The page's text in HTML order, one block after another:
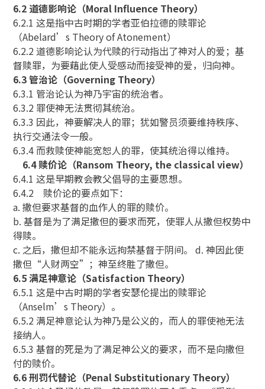
6.2 道德影响论（Moral Influence Theory）
6.2.1 这是指中古时期的学者亚伯拉德的赎罪论
（Abelard’s Theory of Atonement）
6.2.2 道德影响论认为代赎的行动指出了神对人的爱；基
督赎罪，为要藉此使人受感动而接受神的爱，归向神。
6.3 管治论（Governing Theory）
6.3.1 管治论认为神乃宇宙的统治者。
6.3.2 罪使神无法贯彻其统治。
6.3.3 因此，神要解决人的罪；犹如警员须要维持秩序、
执行交通法令一般。
6.3.4 而救赎使神能宽恕人的罪，使其统治得以维持。
6.4 赎价论（Ransom Theory, the classical view）
6.4.1 这是早期教会教父倡导的主要思想。
6.4.2 赎价论的要点如下：
a. 撒但要求基督的血作人的罪的赎价。
b. 基督是为了满足撒但的要求而死，使罪人从撒但权势中
得赎。
c. 之后，撒但却不能永远拘禁基督于阴间。 d. 神因此使
撒但“人财两空”；神至终胜了撒但。
6.5 满足神意论（Satisfaction Theory）
6.5.1 这是中古时期的学者安瑟伦提出的赎罪论
（Anselm’s Theory）。
6.5.2 满足神意论认为神乃是公义的，而人的罪使祂无法
接纳人。
6.5.3 基督的死是为了满足神公义的要求，而不是向撒但
付的赎价。
6.6 刑罚代替论（Penal Substitutionary Theory）